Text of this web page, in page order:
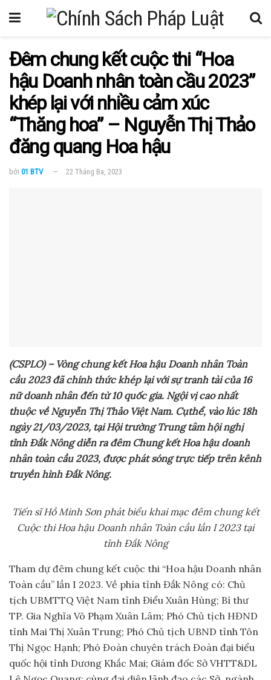
Đêm chung kết cuộc thi “Hoa
hậu Doanh nhân toàn cầu 2023”
khép lại với nhiều cảm xúc
“Thăng hoa” – Nguyễn Thị Thảo
đăng quang Hoa hậu
bởi 01 BTV 22 Tháng Ba, 2023
(CSPLO) – Vòng chung kết Hoa hậu Doanh nhân Toàn
cầu 2023 đã chính thức khép lại với sự tranh tài của 16
nữ doanh nhân đến từ 10 quốc gia. Ngội vị cao nhất
thuộc về Nguyễn Thị Thảo Việt Nam. Cụthể, vào lúc 18h
ngày 21/03/2023, tại Hội trường Trung tâm hội nghị
tỉnh Đắk Nông diễn ra đêm Chung kết Hoa hậu doanh
nhân toàn cầu 2023, được phát sóng trực tiếp trên kênh
truyền hình Đắk Nông.
Tiến sĩ Hồ Minh Sơn phát biểu khai mạc đêm chung kết
Cuộc thi Hoa hậu Doanh nhân Toàn cầu lần I 2023 tại
tỉnh Đắk Nông
Tham dự đêm chung kết cuộc thi “Hoa hậu Doanh nhân
Toàn cầu” lần I 2023. Về phía tỉnh Đắk Nông có: Chủ
tịch UBMTTQ Việt Nam tỉnh Điểu Xuân Hùng; Bí thư
TP. Gia Nghĩa Võ Phạm Xuân Lâm; Phó Chủ tịch HĐND
tỉnh Mai Thị Xuân Trung; Phó Chủ tịch UBND tỉnh Tôn
Thị Ngọc Hạnh; Phó Đoàn chuyên trách Đoàn đại biểu
quốc hội tỉnh Dương Khắc Mai; Giám đốc Sở VHTT&DL